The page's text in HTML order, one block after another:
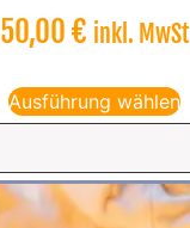
50,00€ inkl. MwSt
Ausführung wählen